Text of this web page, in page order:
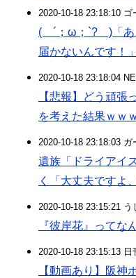
2020-10-18 23:18:10
( ´；ω；`? )「あ
届かないんです！」
2020-10-18 23:18:04
【悲報】どう頑張
を考えた結果ｗｗ
2020-10-18 23:18:03
遺族「ドライア
く「大丈夫ですよ
2020-10-18 23:15:21
『彼岸花』ってな
2020-10-18 23:15:13
【動画あり】阪神